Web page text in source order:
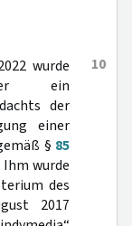
10
wurde
ein
der
einer
§ 85
Ihm wurde
des
2017